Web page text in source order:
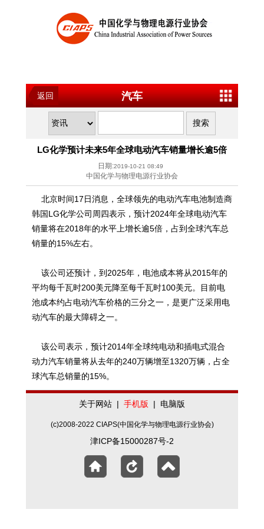
返回 汽车
LG化学预计未来5年全球电动汽车销量增长逾5倍
日期:2019-10-21 08:49
中国化学与物理电源行业协会
北京时间17日消息，全球领先的电动汽车电池制造商
韩国LG化学公司周四表示，预计2024年全球电动汽车
销量将在2018年的水平上增长逾5倍，占到全球汽车总
销量的15%左右。
该公司还预计，到2025年，电池成本将从2015年的
平均每千瓦时200美元降至每千瓦时100美元。目前电
池成本约占电动汽车价格的三分之一，是更广泛采用电
动汽车的最大障碍之一。
该公司表示，预计2014年全球纯电动和插电式混合
动力汽车销量将从去年的240万辆增至1320万辆，占全
球汽车总销量的15%。
关于网站 | 手机版 | 电脑版
(c)2008-2022 CIAPS(中国化学与物理电源行业协会)
津ICP备15000287号-2